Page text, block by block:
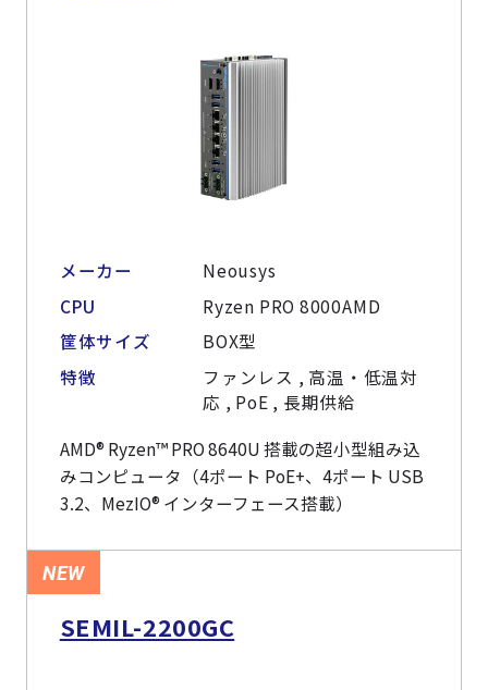
メーカー
Neousys
CPU
Ryzen PRO 8000AMD
筐体サイズ
BOX型
特徴
ファンレス , 高温・低温対
応 , PoE , 長期供給
AMD® Ryzen™ PRO 8640U 搭載の超小型組み込
みコンピュータ（4ポート PoE+、4ポート USB
3.2、MezIO® インターフェース搭載）
NEW
SEMIL-2200GC